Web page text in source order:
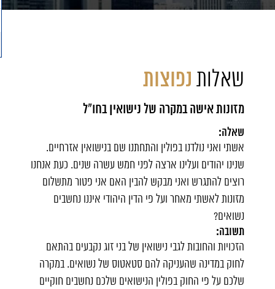
שאלות נפוצות
מזונות אישה במקרה של נישואין בחו"ל
שאלה:
אשתי ואני נולדנו בפולין והתחתנו שם בנישואין אזרחיים.
שנינו יהודים ועלינו ארצה לפני חמש עשרה שנים. כעת אנחנו
רוצים להתגרש ואני מבקש להבין האם אני פטור מתשלום
מזונות לאשתי מאחר ועל פי הדין היהודי איננו נחשבים
נשואים?
תשובה:
הזכויות והחובות לגבי נישואין של בני זוג נקבעים בהתאם
לחוק במדינה שהעניקה להם סטאטוס של נשואים. במקרה
שלכם על פי החוק בפולין הנישואים שלכם נחשבים חוקיים